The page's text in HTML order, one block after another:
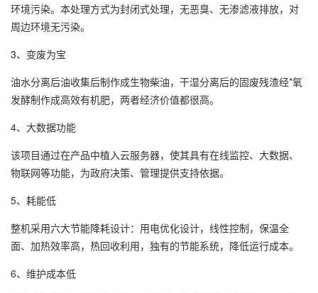
环境污染。本处理方式为封闭式处理，无恶臭、无渗滤液排放，对
周边环境无污染。
3、变废为宝
油水分离后油收集后制作成生物柴油，干湿分离后的固废残渣经*氧
发酵制作成高效有机肥，两者经济价值都很高。
4、大数据功能
该项目通过在产品中植入云服务器，使其具有在线监控、大数据、
物联网等功能，为政府决策、管理提供支持依据。
5、耗能低
整机采用六大节能降耗设计：用电优化设计，线性控制，保温全
面、加热效率高，热回收利用，独有的节能系统，降低运行成本。
6、维护成本低